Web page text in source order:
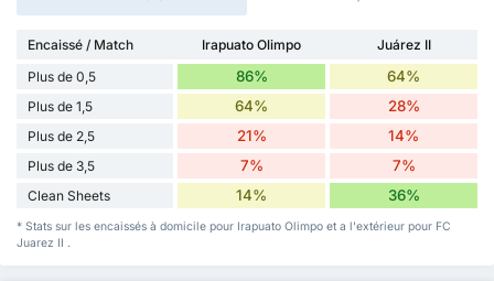
Encaissé / Match Irapuato Olimpo
Juárez II
Plus de 0,5
86% 64%
Plus de 1,5 64% 28%
Plus de 2,5 21% 14%
Plus de 3,5 7% 7%
Clean Sheets 14% 36%
* Stats sur les encaissés à domicile pour Irapuato Olimpo et a l'extérieur pour FC
Juarez II .